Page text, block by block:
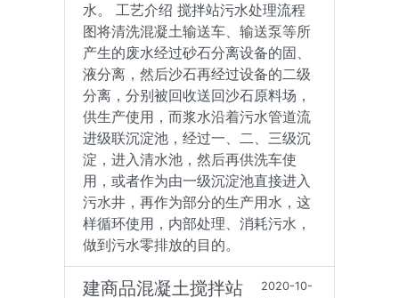
水。 工艺介绍 搅拌站污水处理流程
图将清洗混凝土输送车、输送泵等所
产生的废水经过砂石分离设备的固、
液分离，然后沙石再经过设备的二级
分离，分别被回收送回沙石原料场，
供生产使用，而浆水沿着污水管道流
进级联沉淀池，经过一、二、三级沉
淀，进入清水池，然后再供洗车使
用，或者作为由一级沉淀池直接进入
污水井，再作为部分的生产用水，这
样循环使用，内部处理、消耗污水，
做到污水零排放的目的。
建商品混凝土搅拌站
2020-10-